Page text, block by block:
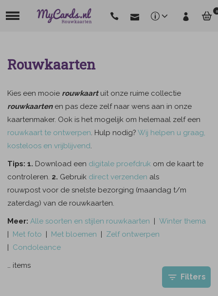
0
Rouwkaarten
Kies een mooie rouwkaart uit onze ruime collectie
rouwkaartenen pas deze zelf naar wens aan in onze
kaartenmaker. Ook is het mogelijk om helemaal zelf een
rouwkaart te ontwerpen. Hulp nodig? Wij helpen u graag,
kosteloos en vrijblijvend.
Tips: 1. Download een digitale proefdruk om de kaart te
controleren. 2. Gebruik direct verzenden als
rouwpost voor de snelste bezorging (maandag t/m
zaterdag) van de rouwkaarten.
Meer: Alle soorten en stijlen rouwkaarten | Winter thema
| Met foto | Met bloemen | Zelf ontwerpen
| Condoleance
… items
Filters